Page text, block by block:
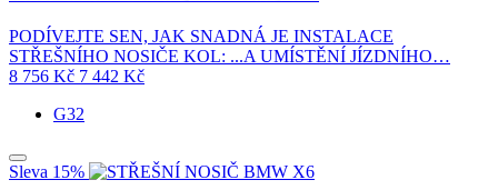
PODÍVEJTE SEN, JAK SNADNÁ JE INSTALACE
STŘEŠNÍHO NOSIČE KOL: ...A UMÍSTĚNÍ JÍZDNÍHO…
8 756 Kč 7 442 Kč
G32
Sleva 15%